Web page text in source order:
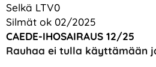
Selkä LTV0
Silmät ok 02/2025
CAEDE-IHOSAIRAUS 12/25
Rauhaa ei tulla käyttämään